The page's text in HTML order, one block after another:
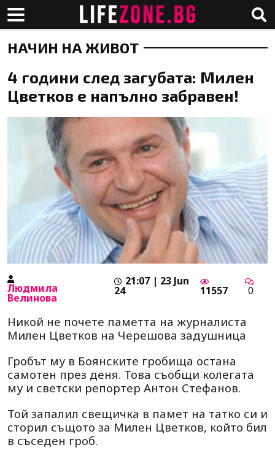
НАЧИН НА ЖИВОТ
4 години след загубата: Милен
Цветков е напълно забравен!
Людмила
Велинова
21:07 | 23 Jun
24 11557 0
Никой не почете паметта на журналиста
Милен Цветков на Черешова задушница
Гробът му в Боянските гробища остана
самотен през деня. Това съобщи колегата
му и светски репортер Антон Стефанов.
Той запалил свещичка в памет на татко си и
сторил същото за Милен Цветков, който бил
в съседен гроб.